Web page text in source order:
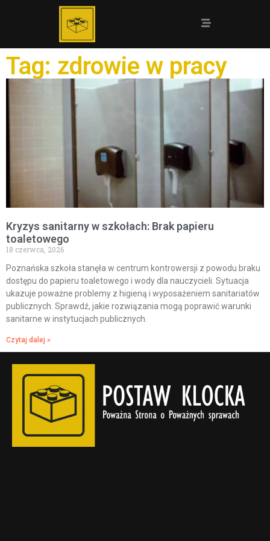
Tag: zdrowie w pracy
Kryzys sanitarny w szkołach: Brak papieru
toaletowego
18 czerwca, 2026
Poznańska szkoła stanęła w centrum kontrowersji z powodu braku
dostępu do papieru toaletowego i wody dla nauczycieli. Sytuacja
ukazuje poważne problemy z higieną i wyposażeniem sanitariatów
publicznych. Sprawdź, jakie rozwiązania mogą poprawić warunki
sanitarne w instytucjach publicznych.
Czytaj dalej »